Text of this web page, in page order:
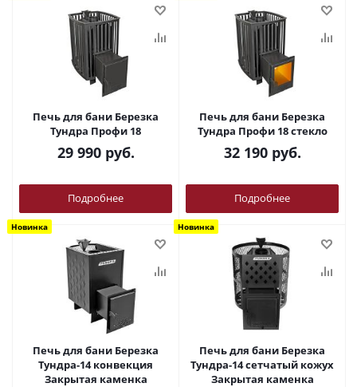
Печь для бани Березка
Тундра Профи 18
29 990руб.
Подробнее
Печь для бани Березка
Тундра Профи 18 стекло
32 190руб.
Подробнее
Новинка
Печь для бани Березка
Тундра-14 конвекция
Закрытая каменка
Новинка
Печь для бани Березка
Тундра-14 сетчатый кожух
Закрытая каменка